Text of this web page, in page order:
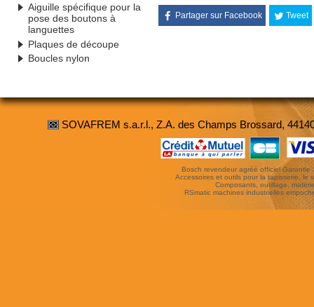
Aiguille spécifique pour la
pose des boutons à
languettes
Plaques de découpe
Boucles nylon
Partager sur Facebook Tweet
SOVAFREM s.a.r.l., Z.A. des Champs Brossard,
Bosch revendeur agréé officiel Garantie
Accessoires et outils pour la tapisserie, le
Composants, outillage,
RSmatic machines industrielles